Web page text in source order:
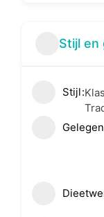
Stijl en
Stijl